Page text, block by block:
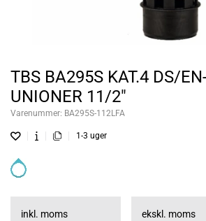
TBS BA295S KAT.4 DS/
UNIONER 11/2"
Varenummer: BA295S-112LFA
1-3 uger
inkl. moms ekskl. moms